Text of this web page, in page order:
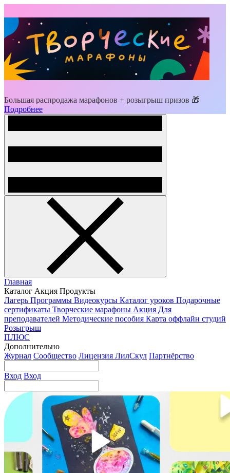
Большая распродажа марафонов + розыгрыш призов 🎁
Подробнее
Главная
Каталог Акция Продукты
Лагерь Программы Видеокурсы Каталог уроков Подарочные
сертификаты Творческие марафоны Акция Для
преподавателей Методические пособия Карта оффлайн студий
Розыгрыш
ПЛЮС
Дополнительно
Журнал Сообщество Лицензия ЛилСкул Партнёрство
Вход Вход